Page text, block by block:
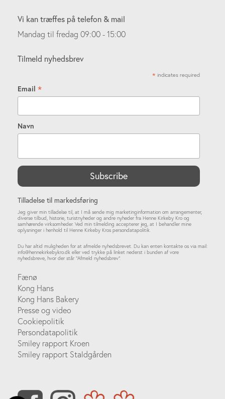
Vi kan træffes på telefon & mail
Mandag til fredag 09:00 - 15:00
Tilmeld nyhedsbrev
* indicates required
Email *
Navn
Tilladelse til markedsføring
Jeg giver min tilladelse til, at I må sende mig marketinginformation om arrangementer,
diverse tilbud, historie, turistnyheder og andre nyheder fra Henne Kirkeby Kro og
samhørende virksomheder. Ved min tilmelding accepterer jeg, at I behandler mine
oplysninger i henhold til Henne Kirkeby Kros persondatapolitik.
Du har altid muligheden for at afmelde nyhedsbrevet. Du kan enten kontakte os via mail:
info@hennekirkebykro.dk eller ved trykke på linket nederst i bunden af vore
nyhedsbreve, hvor der står ”Afmeld nyhedsbrev”.
Fænø
Kong Hans
Kong Hans Bakery
Presse og video
Cookiepolitik
Persondatapolitik
Smiley rapport Kroen
Smiley rapport Staldgården